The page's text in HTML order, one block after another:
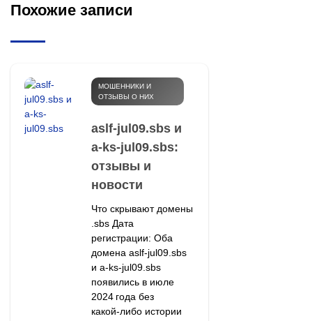
Похожие записи
МОШЕННИКИ И
ОТЗЫВЫ О НИХ
aslf-jul09.sbs и
a-ks-jul09.sbs:
отзывы и
новости
Что скрывают домены
.sbs Дата
регистрации: Оба
домена aslf-jul09.sbs
и a-ks-jul09.sbs
появились в июле
2024 года без
какой‑либо истории